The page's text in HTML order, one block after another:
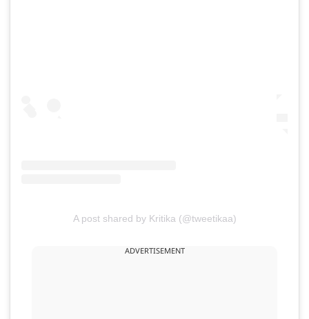
A post shared by Kritika (@tweetikaa)
ADVERTISEMENT